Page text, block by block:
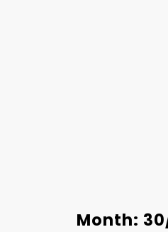
Month: